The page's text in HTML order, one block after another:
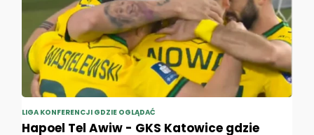
LIGA KONFERENCJI GDZIE OGLĄDAĆ
Hapoel Tel Awiw - GKS Katowice gdzie